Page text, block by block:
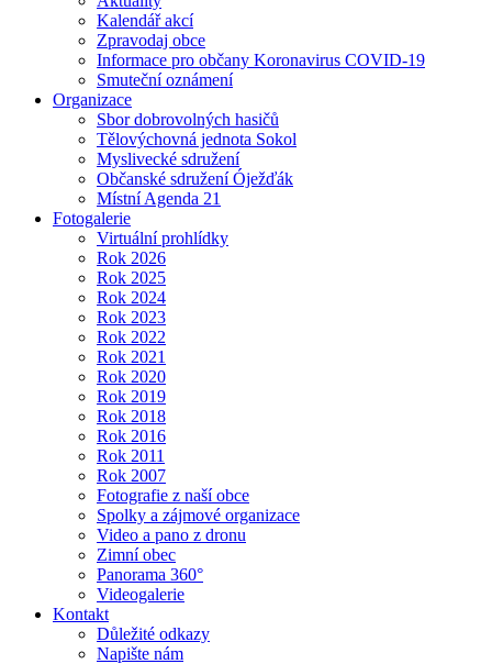
Kalendář akcí
Zpravodaj obce
Informace pro občany Koronavirus COVID-19
Smuteční oznámení
Organizace
Sbor dobrovolných hasičů
Tělovýchovná jednota Sokol
Myslivecké sdružení
Občanské sdružení Óježďák
Místní Agenda 21
Fotogalerie
Virtuální prohlídky
Rok 2026
Rok 2025
Rok 2024
Rok 2023
Rok 2022
Rok 2021
Rok 2020
Rok 2019
Rok 2018
Rok 2016
Rok 2011
Rok 2007
Fotografie z naší obce
Spolky a zájmové organizace
Video a pano z dronu
Zimní obec
Panorama 360°
Videogalerie
Kontakt
Důležité odkazy
Napište nám